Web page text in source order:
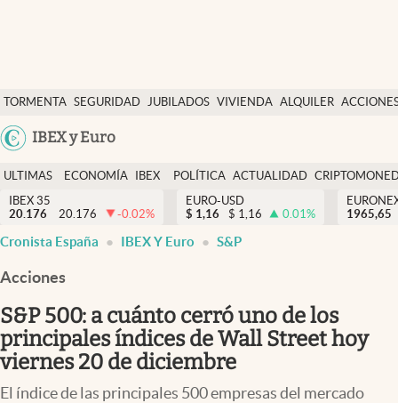
TORMENTA SEGURIDAD JUBILADOS VIVIENDA ALQUILER
USA
IBEX y Euro
Economía y finanzas
Política
Actualidad
Criptomonedas
España
ULTIMAS
NOTICIAS
ECONOMÍA
FINANZAS
IBEX
EURO
POLÍTICA ACTUALIDAD
IBEX 35
20.176
20.176 -0.02%
EURO-USD
$ 1,16 $ 1,16 0.01%
1965,65
Cronista España IBEX Y Euro S&P
Acciones
S&P 500: a cuánto cerró uno de los
principales índices de Wall Street hoy
viernes 20 de diciembre
El índice de las principales 500 empresas del mercado